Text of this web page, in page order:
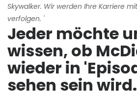
Skywalker. Wir werden Ihre Karriere
verfolgen. '
Jeder möchte
wissen, ob
wieder in
sehen sein wird.